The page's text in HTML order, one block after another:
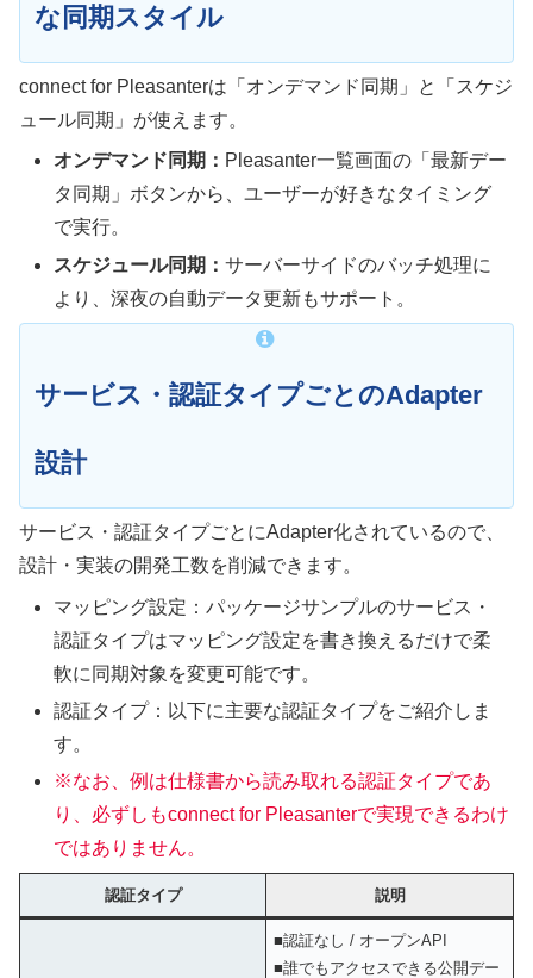
な同期スタイル
connect for Pleasanterは「オンデマンド同期」と「スケジ
ュール同期」が使えます。
オンデマンド同期： Pleasanter一覧画面の「最新デー
タ同期」ボタンから、ユーザーが好きなタイミング
で実行。
スケジュール同期：サーバーサイドのバッチ処理に
より、深夜の自動データ更新もサポート。
サービス・認証タイプごとのAdapter
設計
サービス・認証タイプごとにAdapter化されているので、
設計・実装の開発工数を削減できます。
マッピング設定：パッケージサンプルのサービス・
認証タイプはマッピング設定を書き換えるだけで柔
軟に同期対象を変更可能です。
認証タイプ：以下に主要な認証タイプをご紹介しま
す。
※なお、例は仕様書から読み取れる認証タイプであ
り、必ずしもconnect for Pleasanterで実現できるわけ
ではありません。
認証タイプ 説明
■認証なし / オープンAPI
■誰でもアクセスできる公開デー